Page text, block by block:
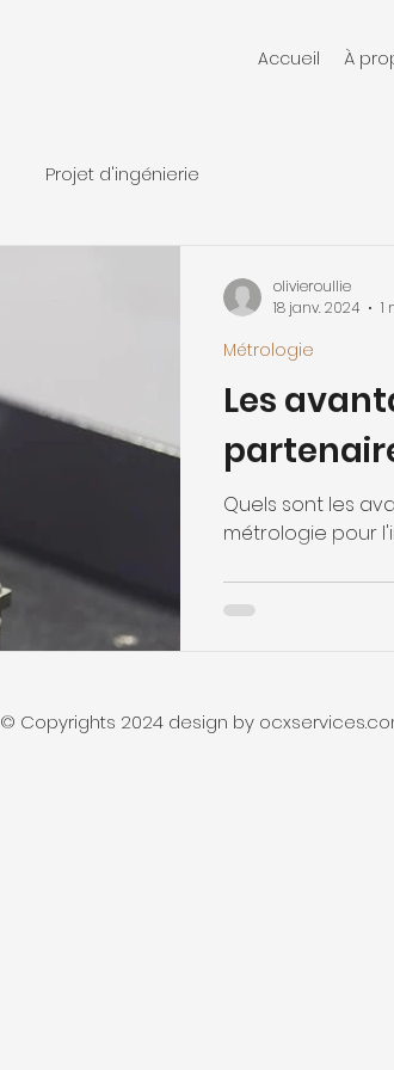
Accueil À
Projet d'ingénierie
Les
Quels sont les
métrologie pour
Métrologie
olivieroullie
18 janv. 2024
1
© Copyrights 2024 design by